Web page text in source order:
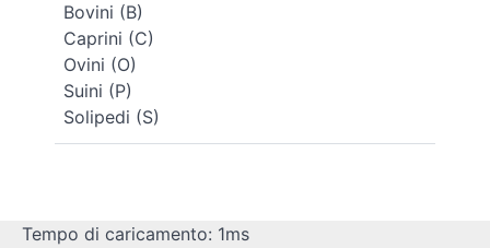
Bovini (B)
Caprini (C)
Ovini (O)
Suini (P)
Solipedi (S)
Tempo di caricamento: 1ms